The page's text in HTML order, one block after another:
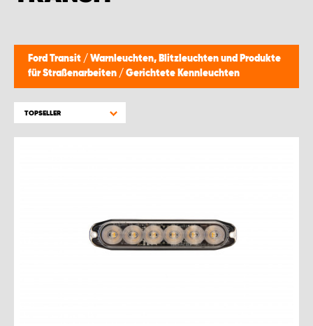
Ford Transit / Warnleuchten, Blitzleuchten und Produkte
für Straßenarbeiten / Gerichtete Kennleuchten
TOPSELLER
WORK SYSTEM GERA
WORK SYSTEM HAMBURG
WORK SYSTEM LUDWIGSHAFEN
WORK SYSTEM OSNABRÜCK